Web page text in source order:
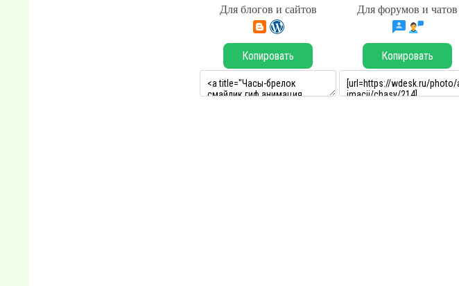
Для блогов и сайтов Для форумов и чатов
Копировать Копировать